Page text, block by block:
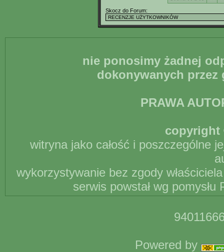
Skocz do Forum:
nie ponosimy żadnej
dokonywanych
PRAWA
copyright
witryna jako całość i poszczególne
wykorzystywanie bez zgody
serwis powstał wg
Powered by